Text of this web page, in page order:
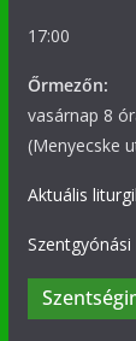
17:00
Őrmezőn:
vasárnap 8
(Menyecske
Aktuális